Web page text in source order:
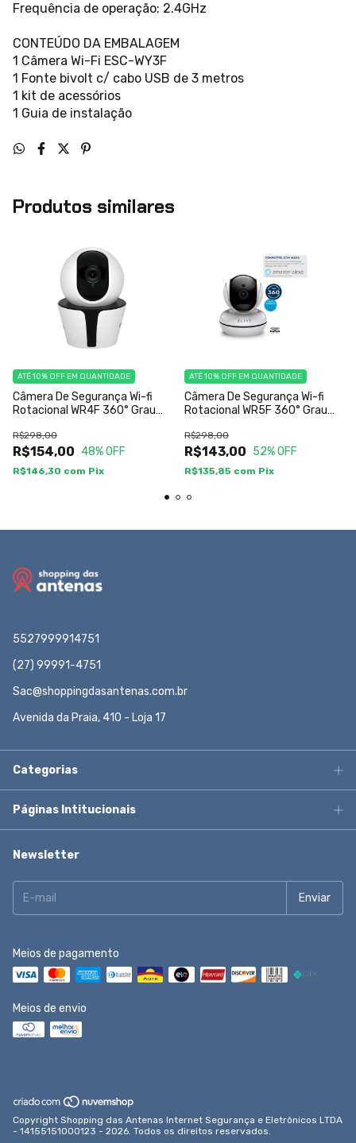
Frequência de operação: 2.4GHz
CONTEÚDO DA EMBALAGEM
1 Câmera Wi-Fi ESC-WY3F
1 Fonte bivolt c/ cabo USB de 3 metros
1 kit de acessórios
1 Guia de instalação
Produtos similares
Câmera De Segurança Wi-fi
Rotacional WR4F 360° Grau
R$154,00
R$298,00
48% OFF
ATÉ 10% OFF EM QUANTIDADE
R$146,30 com Pix
Câmera De Segurança Wi-fi
Rotacional WR5F 360° Grau
R$143,00
R$298,00
52% OFF
ATÉ 10% OFF EM QUANTIDADE
R$135,85 com Pix
5527999914751
(27) 99991-4751
Sac@shoppingdasantenas.com.br
Avenida da Praia, 410 - Loja 17
Categorias
Páginas Intitucionais
Newsletter
Meios de pagamento
Meios de envio
Copyright Shopping das Antenas Internet Segurança e Eletrônicos LTDA
- 14155151000123 - 2026. Todos os direitos reservados.